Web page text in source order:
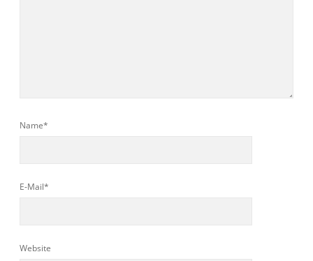
Name*
E-Mail*
Website